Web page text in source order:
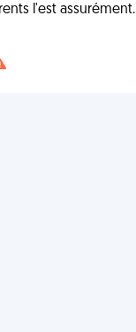
l'est assurément.